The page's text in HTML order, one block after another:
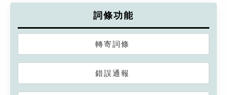
詞條功能
轉寄詞條
錯誤通報